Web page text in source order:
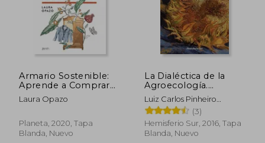
Armario Sostenible:
Aprende a Comprar
de Manera
Consciente e
Laura Opazo
Planeta, 2020, Tapa
Blanda, Nuevo
La Dialéctica de la
Agroecología.
Contribución Para un
Mundo con
Alimentos sin Veneno
Luiz Carlos Pinheiro
Machado, Luiz Carlos
Pinheiro
(3)
Hemisferio Sur, 2016, Tapa
Blanda, Nuevo